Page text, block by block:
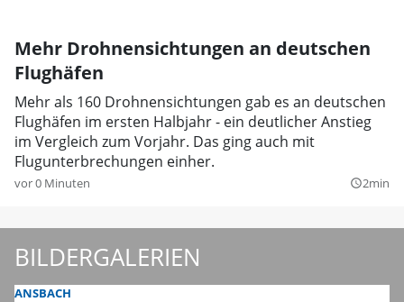
Mehr Drohnensichtungen an deutschen
Flughäfen
Mehr als 160 Drohnensichtungen gab es an deutschen
Flughäfen im ersten Halbjahr - ein deutlicher Anstieg
im Vergleich zum Vorjahr. Das ging auch mit
Flugunterbrechungen einher.
vor 0 Minuten query_builder2min
BILDERGALERIEN
ANSBACH